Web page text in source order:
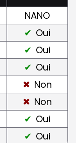
NANO
Oui
Oui
Oui
Non
Non
Oui
Oui